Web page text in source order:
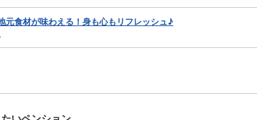
元食材が味わえる！身も心もリフレッシュ♪